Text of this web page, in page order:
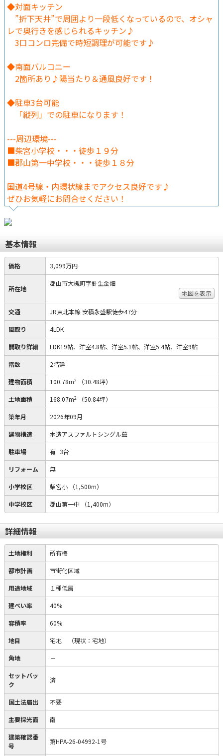
◆対面キッチン
”折下天井”で周囲より一段低くなっているので、オシャ
レで奥行きを感じられるキッチン♪
3口コンロ完備で時短調理が可能です♪
◆南面バルコニー
2箇所あり♪陽当たり＆通風良好です！
◆駐車3台可能
「縦列」での駐車になります！
---周辺環境---
■柴宮小学校・・・徒歩１９分
■郡山第一中学校・・・徒歩１８分
国道4号線・内環状線までアクセス良好です♪
ぜひお気軽にお問合せください！
基本情報
価格 3,099万円
所在地
郡山市大槻町字針生金畑
地図を表示
交通 JR東北本線 安積永盛駅徒歩47分
間取り 4LDK
間取り詳細 LDK19帖、洋室4.8帖、洋室5.1帖、洋室5.4帖、洋室9帖
階数 2階建
建物面積 100.78m2 （30.48坪）
土地面積 168.07m2 （50.84坪）
築年月 2026年09月
建物構造 木造アスファルトシングル葺
駐車場 有 3台
リフォーム 無
小学校区 柴宮小 （1,500m）
中学校区 郡山第一中 （1,400m）
詳細情報
土地権利 所有権
都市計画 市街化区域
用途地域 １種低層
建ぺい率 40%
容積率 60%
地目 宅地 （現状：宅地）
角地 －
セットバッ
ク
済
国土法届出 不要
主要採光面 南
建築確認番
号
第HPA-26-04992-1号